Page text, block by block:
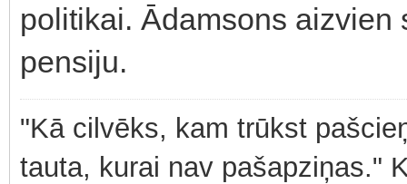
politikai. Ādamsons
pensiju.
"Kā cilvēks, kam trūkst
tauta, kurai nav pašapziņas."